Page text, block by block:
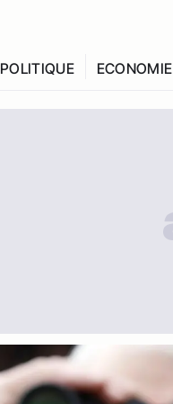
POLITIQUE ECONOMIE